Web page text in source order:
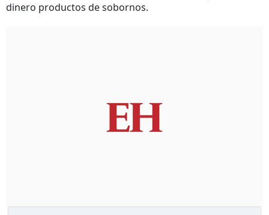
dinero productos de sobornos.